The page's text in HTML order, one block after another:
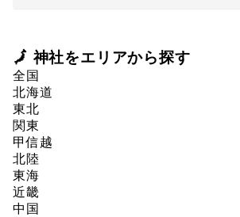
🗾 神社をエリアから探す
全国
北海道
東北
関東
甲信越
北陸
東海
近畿
中国